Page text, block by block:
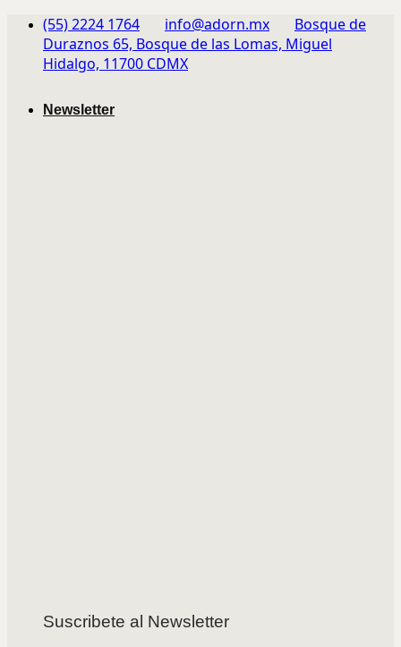
Skip
content
(55) 2224 1764 info@adorn.mx
Bosque de
Duraznos 65, Bosque de las Lomas, Miguel
Hidalgo, 11700 CDMX
Newsletter
Suscribete al Newsletter